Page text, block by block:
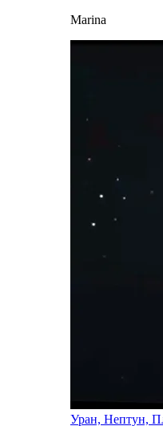
Marina
Уран, Нептун,